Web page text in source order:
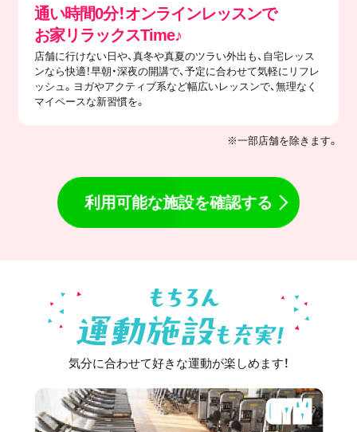
通い時間0分！オンラインレッスンで
​お家リラックスTime♪
店舗に行けない日や、真冬や真夏のツラい外出も、自宅レッス
ンなら快適！早朝・深夜の開講で、予定に合わせて気軽にリフレ
ッシュ。ヨガやアクティブ系など幅広いレッスンで、無理なく
マイペースな新習慣を。
※一部店舗を除きます。
利用可能な施設を確認する
気分に合わせて好きな運動が楽しめます！
GYM